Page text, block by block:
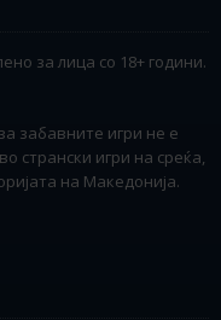
за лица со 18+ години.
забавните игри не е
странски игри на среќа,
на Македонија.